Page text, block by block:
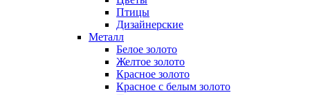
Птицы
Дизайнерские
Металл
Белое золото
Желтое золото
Красное золото
Красное с белым золото